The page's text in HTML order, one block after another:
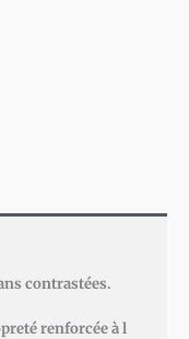
contrastées.
renforcée à l